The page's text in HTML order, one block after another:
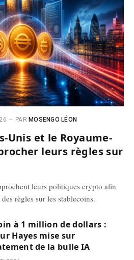
PAR MOSENGO LÉON
Unis et le Royaume-
leurs règles sur
leurs politiques crypto afin
règles sur les stablecoins.
à 1 million de dollars :
Hayes mise sur
de la bulle IA